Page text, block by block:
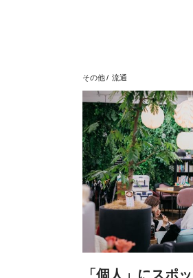
その他 流通
「個人」にスポ